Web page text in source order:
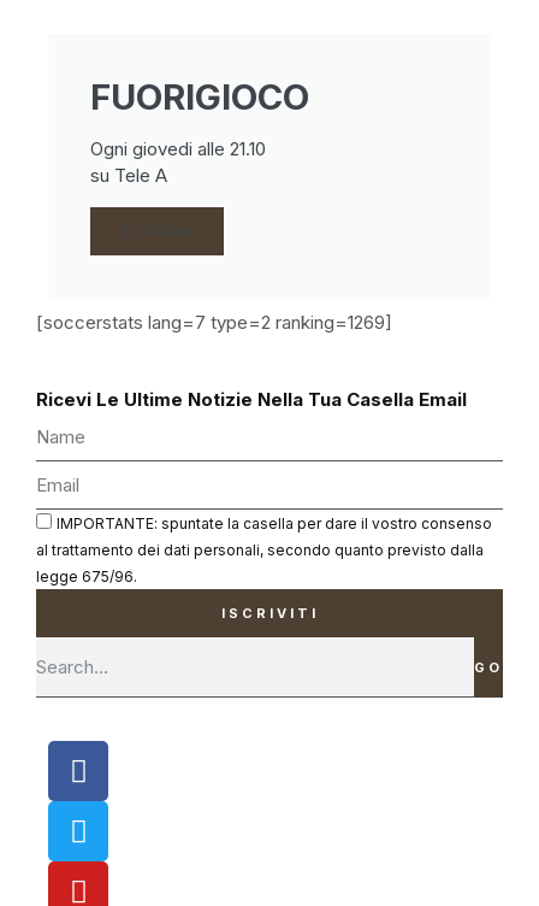
FUORIGIOCO
Ogni giovedi alle 21.10
su Tele A
CLICCA
[soccerstats lang=7 type=2 ranking=1269]
Ricevi Le Ultime Notizie Nella Tua Casella Email
IMPORTANTE: spuntate la casella per dare il vostro consenso
al trattamento dei dati personali, secondo quanto previsto dalla
legge 675/96.
ISCRIVITI
GO